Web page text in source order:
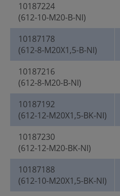
10187224
(612-10-M20-B-NI)
10187178
(612-8-M20X1,5-B-NI)
10187216
(612-8-M20-B-NI)
10187192
(612-12-M20X1,5-BK-NI)
10187230
(612-12-M20-BK-NI)
10187188
(612-10-M20X1,5-BK-NI)